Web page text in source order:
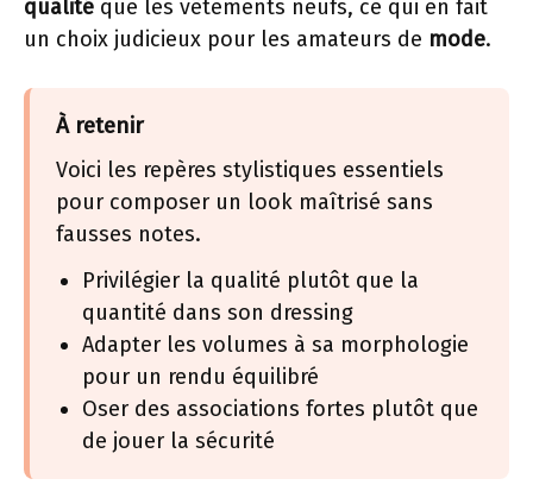
qualité que les vêtements neufs, ce qui en fait
un choix judicieux pour les amateurs de mode.
À retenir
Voici les repères stylistiques essentiels
pour composer un look maîtrisé sans
fausses notes.
Privilégier la qualité plutôt que la
quantité dans son dressing
Adapter les volumes à sa morphologie
pour un rendu équilibré
Oser des associations fortes plutôt que
de jouer la sécurité